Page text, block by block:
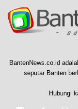
BantenNews.co.id
seputar Banten
Hubungi